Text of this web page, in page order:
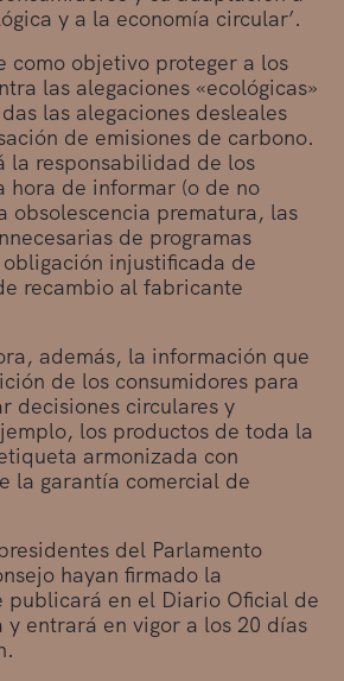
y a la economía circular’.
como objetivo proteger a los
las alegaciones «ecológicas»
las alegaciones desleales
de emisiones de carbono.
la responsabilidad de los
hora de informar (o de no
obsolescencia prematura, las
de programas
injustificada de
recambio al fabricante
además, la información que
de los consumidores para
decisiones circulares y
los productos de toda la
armonizada con
la garantía comercial de
del Parlamento
hayan firmado la
publicará en el Diario Oficial de
y entrará en vigor a los 20 días